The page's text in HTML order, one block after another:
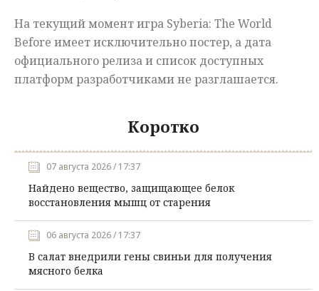
На текущий момент игра Syberia: The World
Before имеет исключительно постер, а дата
официального релиза и список доступных
платформ разработчиками не разглашается.
Коротко
07 августа 2026 / 17:37
Найдено вещество, защищающее белок
восстановления мышц от старения
06 августа 2026 / 17:37
В салат внедрили гены свиньи для получения
мясного белка